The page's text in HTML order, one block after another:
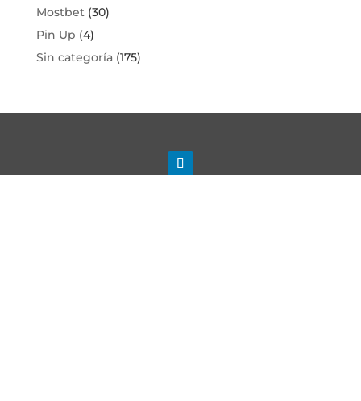
Mostbet(30)
Pin Up (4)
Sin categoría(175)